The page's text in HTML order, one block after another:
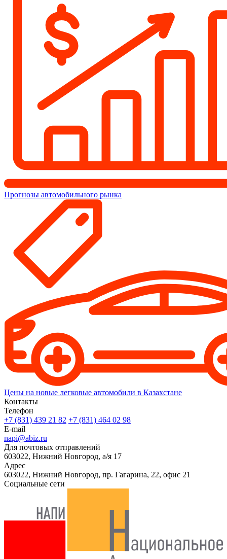
Прогнозы автомобильного рынка
Цены на новые легковые автомобили в Казахстане
Контакты
Телефон
+7 (831) 439 21 82 +7 (831) 464 02 98
E-mail
napi@abiz.ru
Для почтовых отправлений
603022, Нижний Новгород, а/я 17
Адрес
603022, Нижний Новгород, пр. Гагарина, 22, офис 21
Социальные сети